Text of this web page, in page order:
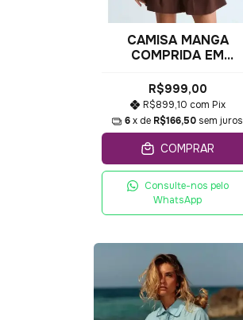
CAMISA MANGA
COMPRIDA EM
TRANSPARÊNCIA
R$999,00
R$899,10 com Pix
6x de R$166,50 sem juros
COMPRAR
Consulte-nos pelo
WhatsApp